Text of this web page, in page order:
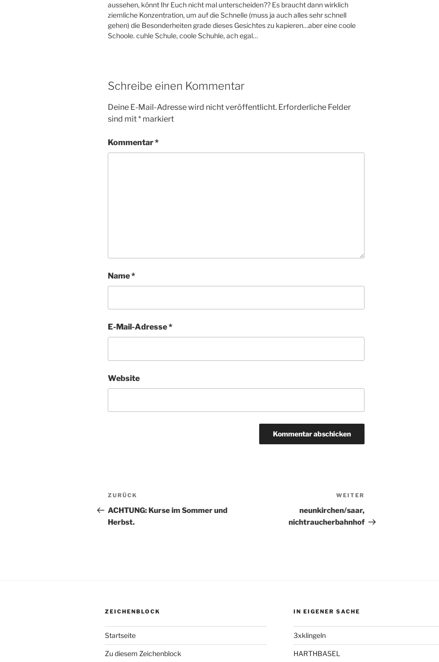
aussehen, könnt Ihr Euch nicht mal unterscheiden?? Es braucht dann wirklich
ziemliche Konzentration, um auf die Schnelle (muss ja auch alles sehr schnell
gehen) die Besonderheiten grade dieses Gesichtes zu kapieren…aber eine coole
Schoole. cuhle Schule, coole Schuhle, ach egal…
Schreibe einen Kommentar
Deine E-Mail-Adresse wird nicht veröffentlicht. Erforderliche Felder
sind mit* markiert
Kommentar*
Name*
E-Mail-Adresse*
Website
Beitragsnavigation
Vorheriger
Beitrag
ZURÜCK
ACHTUNG: Kurse im Sommer und
Herbst.
WEITER
neunkirchen/saar,
nichtraucherbahnhof
ZEICHENBLOCK
Startseite
Zu diesem Zeichenblock
IN EIGENER SACHE
3xklingeln
HARTHBASEL